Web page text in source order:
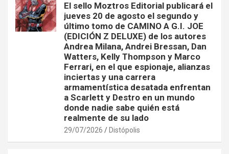
El sello Moztros Editorial publicará el
jueves 20 de agosto el segundo y
último tomo de CAMINO A G.I. JOE
(EDICIÓN Z DELUXE) de los autores
Andrea Milana, Andrei Bressan, Dan
Watters, Kelly Thompson y Marco
Ferrari, en el que espionaje, alianzas
inciertas y una carrera
armamentística desatada enfrentan
a Scarlett y Destro en un mundo
donde nadie sabe quién está
realmente de su lado
29/07/2026 Distópolis